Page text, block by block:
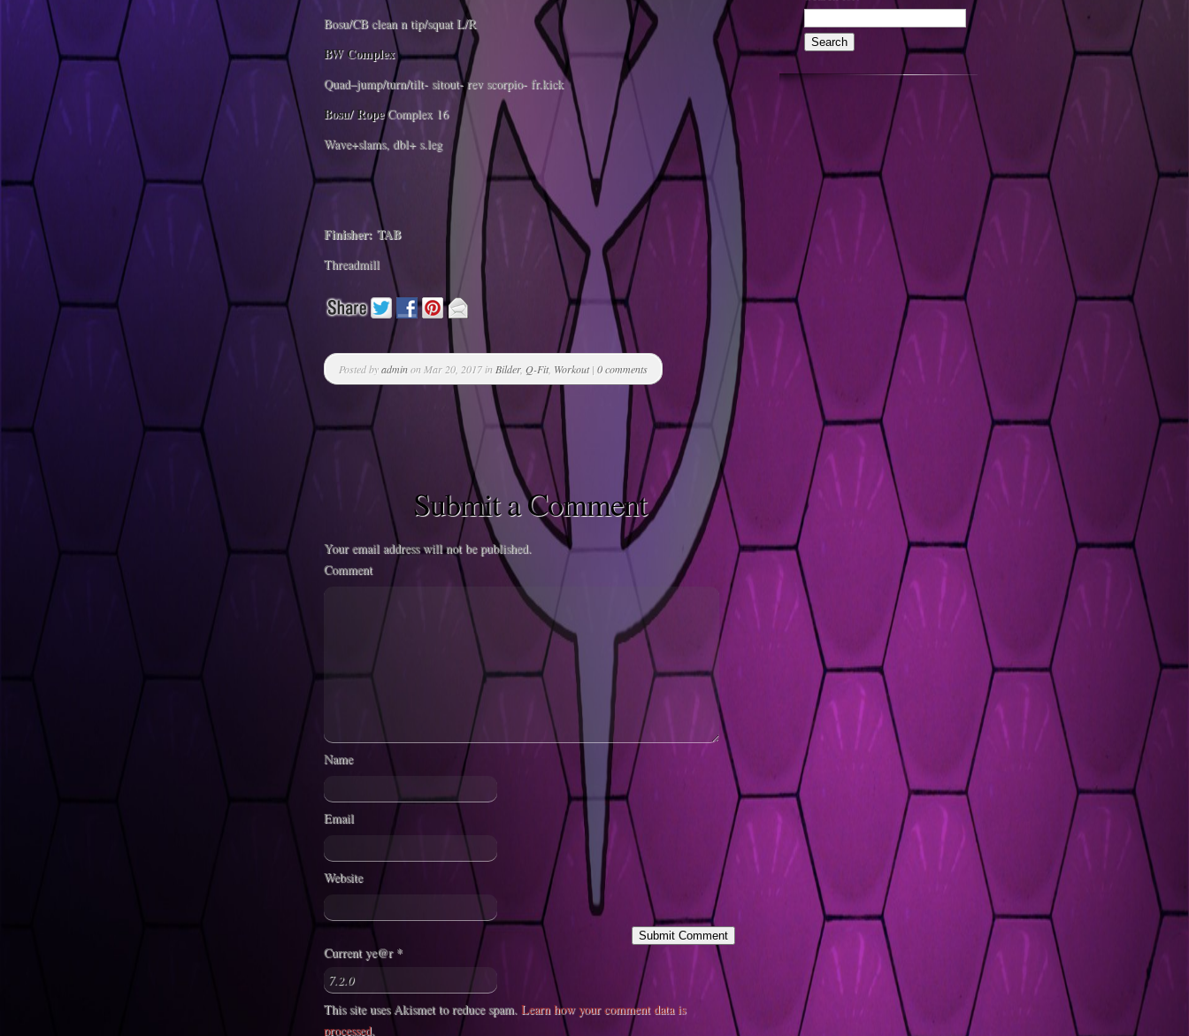
Bosu/CB clean n tip/squat L/R
BW Complex
Quad–jump/turn/tilt- sitout- rev scorpio- fr.kick
Bosu/ RopeComplex 16
Wave+slams, dbl+ s.leg
Finisher: TAB
Threadmill
Posted byadminon Mar 20, 2017 in Bilder, Q-Fit, Workout| 0 comments
Submit a Comment
Your email address will not be published.
Comment
Name
Email
Website
Current ye@r *
This site uses Akismet to reduce spam. Learn how your comment data is
processed.